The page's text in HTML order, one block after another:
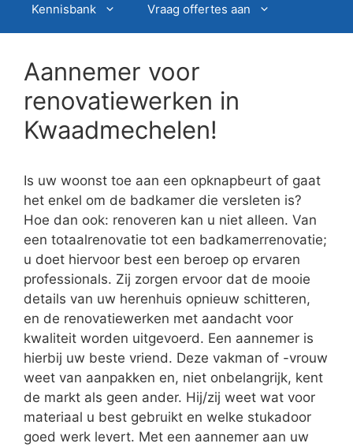
Kennisbank Vraag offertes aan
Aannemer voor
renovatiewerken in
Kwaadmechelen!
Is uw woonst toe aan een opknapbeurt of gaat
het enkel om de badkamer die versleten is?
Hoe dan ook: renoveren kan u niet alleen. Van
een totaalrenovatie tot een badkamerrenovatie;
u doet hiervoor best een beroep op ervaren
professionals. Zij zorgen ervoor dat de mooie
details van uw herenhuis opnieuw schitteren,
en de renovatiewerken met aandacht voor
kwaliteit worden uitgevoerd. Een aannemer is
hierbij uw beste vriend. Deze vakman of -vrouw
weet van aanpakken en, niet onbelangrijk, kent
de markt als geen ander. Hij/zij weet wat voor
materiaal u best gebruikt en welke stukadoor
goed werk levert. Met een aannemer aan uw